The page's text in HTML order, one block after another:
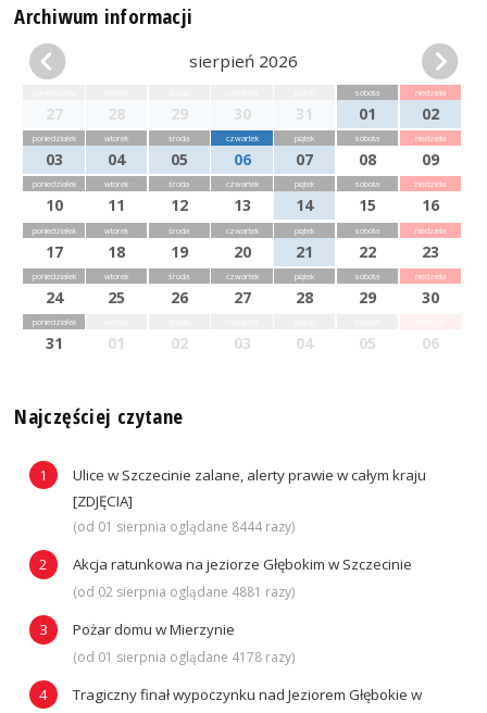
Archiwum informacji
sierpień 2026
27 28 29 30 31
sobota
01
niedziela
02
poniedziałek
03
wtorek
04
środa
05
czwartek
06
piątek
07
sobota
08
niedziela
09
poniedziałek
10
wtorek
11
środa
12
czwartek
13
piątek
14
sobota
15
niedziela
16
poniedziałek
17
wtorek
18
środa
19
czwartek
20
piątek
21
sobota
22
niedziela
23
poniedziałek
24
wtorek
25
środa
26
czwartek
27
piątek
28
sobota
29
niedziela
30
poniedziałek
31 01 02 03 04 05 06
Najczęściej czytane
Ulice w Szczecinie zalane, alerty prawie w całym kraju
[ZDJĘCIA]
(od 01 sierpnia oglądane 8444 razy)
Akcja ratunkowa na jeziorze Głębokim w Szczecinie
(od 02 sierpnia oglądane 4881 razy)
Pożar domu w Mierzynie
(od 01 sierpnia oglądane 4178 razy)
Tragiczny finał wypoczynku nad Jeziorem Głębokie w